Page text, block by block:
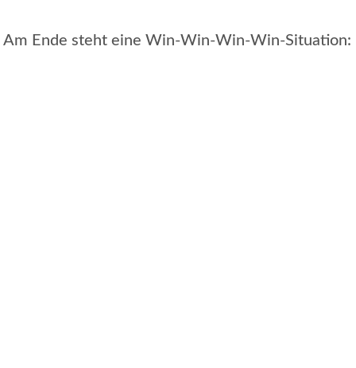
Ende steht eine Win-Win-Win-Win-Situation: